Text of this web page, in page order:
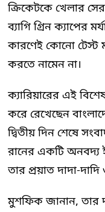
ক্রিকেটকে খেলার
ব্যাগি গ্রিন ক্যাপের
কারণেই কোনো টেস্ট
করতে নামেন না।
ক্যারিয়ারের এই
করে রেখেছেন
দ্বিতীয় দিন শেষে
রানের একটি অনবদ্য
তার প্রয়াত দাদা-
মুশফিক জানান, তার